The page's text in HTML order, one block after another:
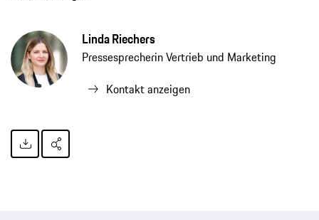
Linda Riechers
Pressesprecherin Vertrieb und Marketing
Kontakt anzeigen